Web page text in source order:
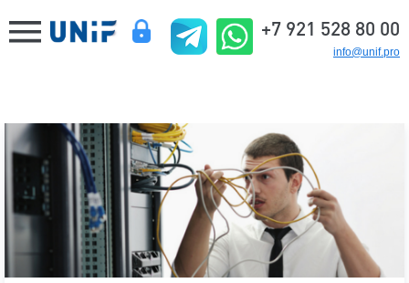
+7 921 528 80 00
info@unif.pro